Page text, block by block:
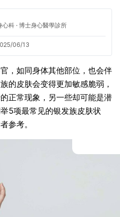
心科 · 博士身心醫學診所
06/13
，如同身体其他部位，也会伴
的皮肤会变得更加敏感脆弱，
正常现象，另一些却可能是潜
5项最常见的银发族皮肤状
参考。